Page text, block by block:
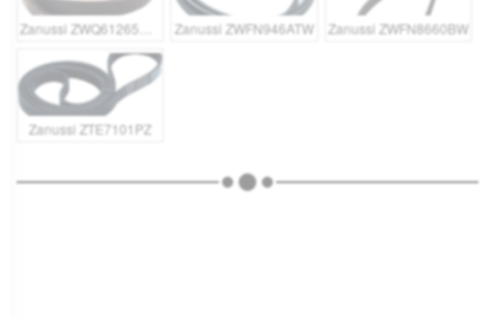
Zanussi ZWFN946ATW Zanussi ZWFN8660BW
Zanussi ZTE7101PZ